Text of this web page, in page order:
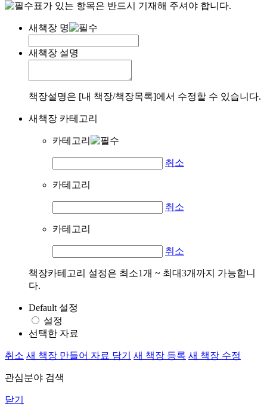
표가 있는 항목은 반드시 기재해 주셔야 합니다.
새책장 명
새책장 설명
책장설명은 [내 책장/책장목록]에서 수정할 수 있습니다.
새책장 카테고리
카테고리
취소
카테고리
취소
카테고리
취소
책장카테고리 설정은 최소1개 ~ 최대3개까지 가능합니
다.
Default 설정
설정
선택한 자료
취소 새 책장 만들어 자료 담기 새 책장 등록 새 책장 수정
관심분야 검색
닫기